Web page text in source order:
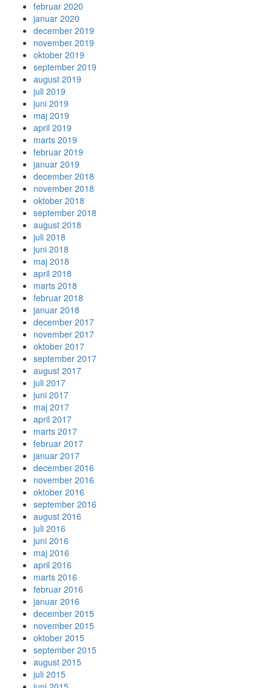
februar 2020
januar 2020
december 2019
november 2019
oktober 2019
september 2019
august 2019
juli 2019
juni 2019
maj 2019
april 2019
marts 2019
februar 2019
januar 2019
december 2018
november 2018
oktober 2018
september 2018
august 2018
juli 2018
juni 2018
maj 2018
april 2018
marts 2018
februar 2018
januar 2018
december 2017
november 2017
oktober 2017
september 2017
august 2017
juli 2017
juni 2017
maj 2017
april 2017
marts 2017
februar 2017
januar 2017
december 2016
november 2016
oktober 2016
september 2016
august 2016
juli 2016
juni 2016
maj 2016
april 2016
marts 2016
februar 2016
januar 2016
december 2015
november 2015
oktober 2015
september 2015
august 2015
juli 2015